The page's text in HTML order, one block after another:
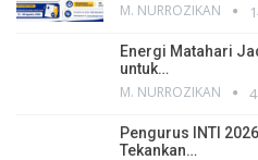
M. NURROZIKAN
Energi Matahari
untuk…
M. NURROZIKAN
Pengurus INTI
Tekankan…